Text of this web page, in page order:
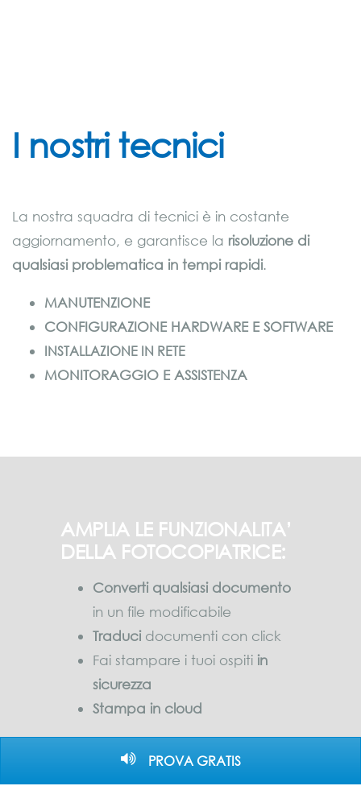
I nostri tecnici
La nostra squadra di tecnici è in costante
aggiornamento, e garantisce la risoluzione di
qualsiasi problematica in tempi rapidi.
MANUTENZIONE
CONFIGURAZIONE HARDWARE E SOFTWARE
INSTALLAZIONE IN RETE
MONITORAGGIO E ASSISTENZA
AMPLIA LE FUNZIONALITA’
DELLA FOTOCOPIATRICE:
Converti qualsiasi documento
in un file modificabile
Traducidocumenti con click
Fai stampare i tuoi ospiti in
sicurezza
Stampa in cloud
PROVA GRATIS